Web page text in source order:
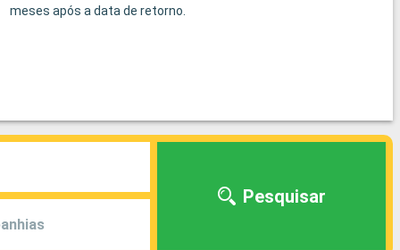
meses após a data de retorno.
Pesquisar